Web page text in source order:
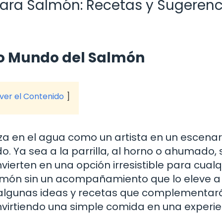
Salmón: Recetas y
Mundo del Salmón
el Contenido
en el agua como un artista en un
Ya sea a la parrilla, al horno o ahumado,
en una opción irresistible para
sin un acompañamiento que lo eleve a
ideas y recetas que
una simple comida en una